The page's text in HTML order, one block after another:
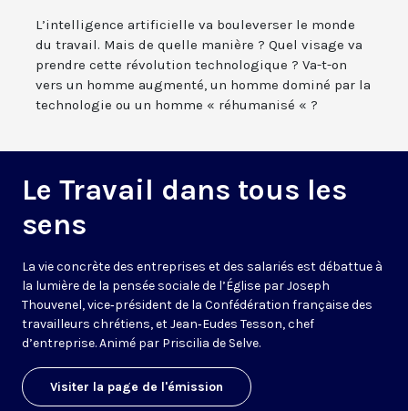
L’intelligence artificielle va bouleverser le monde
du travail. Mais de quelle manière ? Quel visage va
prendre cette révolution technologique ? Va-t-on
vers un homme augmenté, un homme dominé par la
technologie ou un homme « réhumanisé « ?
Le Travail dans tous les
sens
La vie concrète des entreprises et des salariés est débattue à
la lumière de la pensée sociale de l’Église par Joseph
Thouvenel, vice‑président de la Confédération française des
travailleurs chrétiens, et Jean‑Eudes Tesson, chef
d’entreprise. Animé par Priscilia de Selve.
Visiter la page de l'émission